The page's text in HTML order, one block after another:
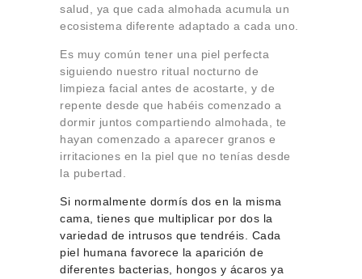
salud, ya que cada almohada acumula un
ecosistema diferente adaptado a cada uno.
Es muy común tener una piel perfecta
siguiendo nuestro ritual nocturno de
limpieza facial antes de acostarte, y de
repente desde que habéis comenzado a
dormir juntos compartiendo almohada, te
hayan comenzado a aparecer granos e
irritaciones en la piel que no tenías desde
la pubertad.
Si normalmente dormís dos en la misma
cama, tienes que multiplicar por dos la
variedad de intrusos que tendréis. Cada
piel humana favorece la aparición de
diferentes bacterias, hongos y ácaros ya